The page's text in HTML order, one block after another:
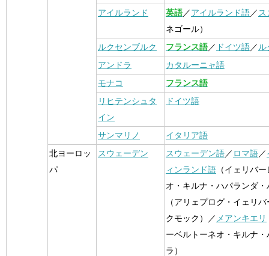
アイルランド
英語／アイルランド語／
ネゴール）
ルクセンブルク
フランス語／ ドイツ語／
アンドラ
カタルーニャ語
モナコ
フランス語
リヒテンシュタ
イン
ドイツ語
サンマリノ
イタリア語
北ヨーロッ
パ
スウェーデン スウェーデン語／ ロマ語／
ィンランド語 （イェリバ
オ・キルナ・ハパランダ
（アリェプログ・イェリ
クモック）／ メアンキエリ
ーベルトーネオ・キルナ
ラ）